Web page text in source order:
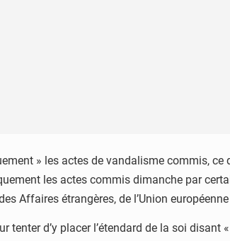
» les actes de vandalisme commis,
les actes commis dimanche par
Affaires étrangères, de l’Union
d’y placer l’étendard de la soi